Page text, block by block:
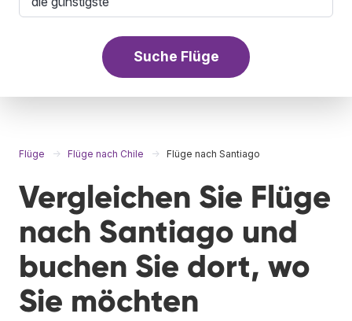
Suche Flüge
Flüge Flüge nach Chile Flüge nach Santiago
Vergleichen Sie Flüge
nach Santiago und
buchen Sie dort, wo
Sie möchten